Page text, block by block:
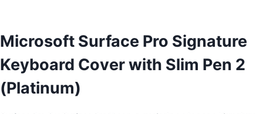
Microsoft Surface Pro Signature
Keyboard Cover with Slim Pen 2
(Platinum)